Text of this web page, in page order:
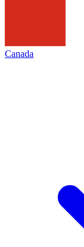
Canada